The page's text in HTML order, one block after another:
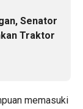
Senator
Traktor
memasuki